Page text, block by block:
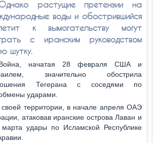
растущие претензии на
воды и обострившийся
к вымогательству могут
с иранским руководством
шутку.
начатая 28 февраля США и
значительно обострила
Тегерана с соседями по
ударами.
территории, в начале апреля ОАЭ
атаковав иранские острова Лаван и
удары по Исламской Республике